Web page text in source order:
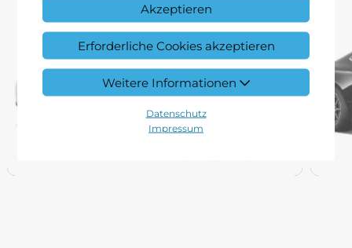
Akzeptieren
Erforderliche Cookies akzeptieren
Weitere Informationen
Datenschutz
Impressum